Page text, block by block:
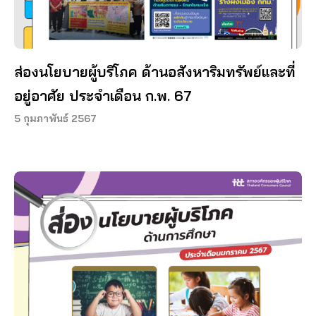
ส่องนโยบายผู้บริโภค ด้านอสังหาริมทรัพย์และที่
อยู่อาศัย ประจำเดือน ก.พ. 67
5 กุมภาพันธ์ 2567